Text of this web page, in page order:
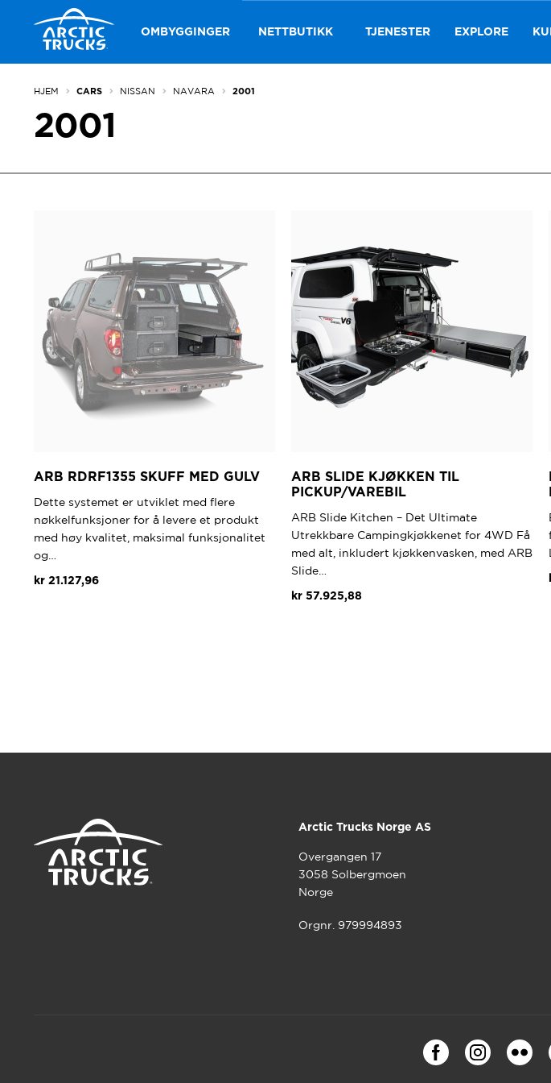
Hopp
til
navigasjon
Hopp
til
innhold
OMBYGGINGER NETTBUTIKK TJENESTER EXPLORE
HJEM CARS NISSAN NAVARA 2001
2001
ARB RDRF1355 SKUFF MED GULV
Dette systemet er utviklet med flere
nøkkelfunksjoner for å levere et produkt
med høy kvalitet, maksimal funksjonalitet
og…
kr 21.127,96
ARB SLIDE KJØKKEN TIL
PICKUP/VAREBIL
ARB Slide Kitchen – Det Ultimate
Utrekkbare Campingkjøkkenet for 4WD Få
med alt, inkludert kjøkkenvasken, med ARB
Slide…
kr 57.925,88
Arctic Trucks Norge AS
Overgangen 17
3058 Solbergmoen
Norge
Orgnr. 979994893